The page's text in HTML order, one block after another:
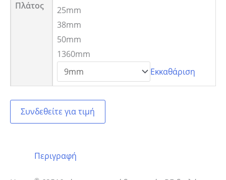
Πλάτος
25mm
38mm
50mm
1360mm
Εκκαθάριση
Συνδεθείτε για τιμή
Περιγραφή